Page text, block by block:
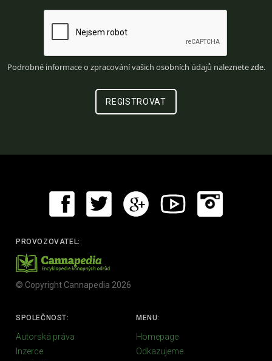
Podrobné informace o zpracování vašich osobních údajů naleznetezde.
PROVOZOVATEL:
© Copyright Cannapedia 2026
SPOLEČNOST:
Autorská práva
Inzerce
MENU:
Homepage
Odkazujeme